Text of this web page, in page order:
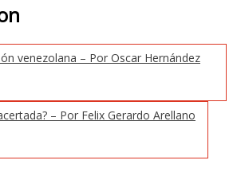
venezolana – Por Oscar Hernández
– Por Felix Gerardo Arellano